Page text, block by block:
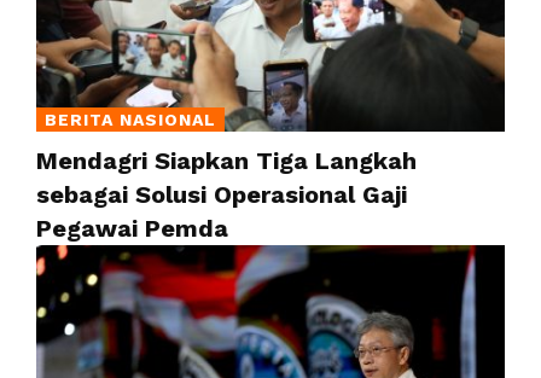
BERITA NASIONAL
Mendagri Siapkan Tiga Langkah
sebagai Solusi Operasional Gaji
Pegawai Pemda